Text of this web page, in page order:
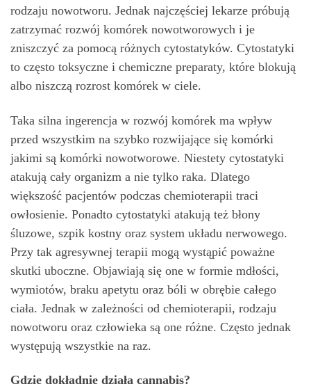
rodzaju nowotworu. Jednak najczęściej lekarze próbują
zatrzymać rozwój komórek nowotworowych i je
zniszczyć za pomocą różnych cytostatyków. Cytostatyki
to często toksyczne i chemiczne preparaty, które blokują
albo niszczą rozrost komórek w ciele.
Taka silna ingerencja w rozwój komórek ma wpływ
przed wszystkim na szybko rozwijające się komórki
jakimi są komórki nowotworowe. Niestety cytostatyki
atakują cały organizm a nie tylko raka. Dlatego
większość pacjentów podczas chemioterapii traci
owłosienie. Ponadto cytostatyki atakują też błony
śluzowe, szpik kostny oraz system układu nerwowego.
Przy tak agresywnej terapii mogą wystąpić poważne
skutki uboczne. Objawiają się one w formie mdłości,
wymiotów, braku apetytu oraz bóli w obrębie całego
ciała. Jednak w zależności od chemioterapii, rodzaju
nowotworu oraz człowieka są one różne. Często jednak
występują wszystkie na raz.
Gdzie dokładnie działa cannabis?